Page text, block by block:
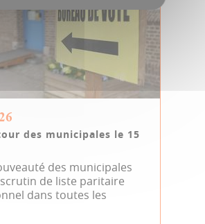
des municipales le 15
des municipales
de liste paritaire
dans toutes les